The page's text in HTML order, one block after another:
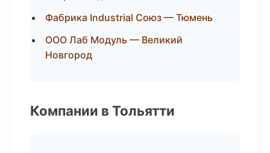
Фабрика Industrial Союз — Тюмень
ООО Лаб Модуль — Великий
Новгород
Компании в Тольятти